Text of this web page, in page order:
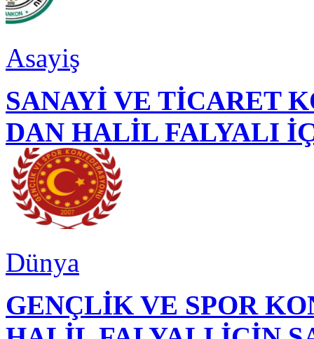
Asayiş
SANAYİ VE TİCARET
DAN HALİL FALYALI
Dünya
GENÇLİK VE SPOR